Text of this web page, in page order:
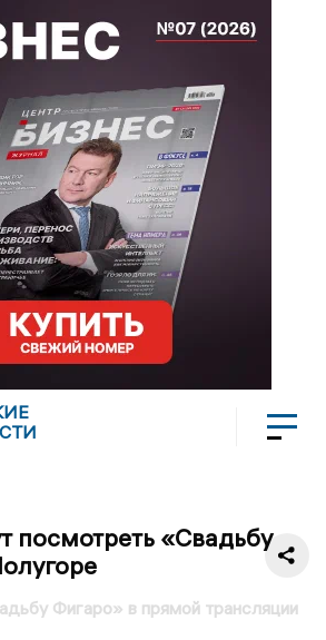
посмотреть «Свадьбу
Фигаро» в прямой трансляции